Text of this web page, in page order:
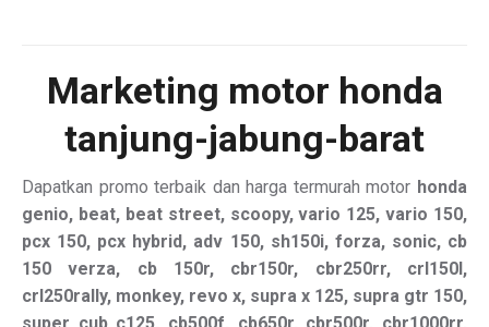
Marketing motor honda
tanjung-jabung-barat
Dapatkan promo terbaik dan harga termurah motor honda
genio, beat, beat street, scoopy, vario 125, vario 150,
pcx 150, pcx hybrid, adv 150, sh150i, forza, sonic, cb
150 verza, cb 150r, cbr150r, cbr250rr, crl150l,
crl250rally, monkey, revo x, supra x 125, supra gtr 150,